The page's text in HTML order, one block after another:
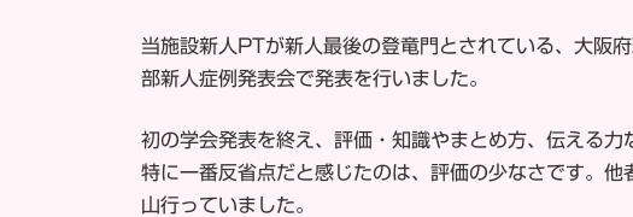
新
日
:
当施設新人PTが新人最後の登竜門とされている、大
部新人症例発表会で発表を行いました。
初の学会発表を終え、評価・知識やまとめ方、伝える力
特に一番反省点だと感じたのは、評価の少なさです。
山行っていました。